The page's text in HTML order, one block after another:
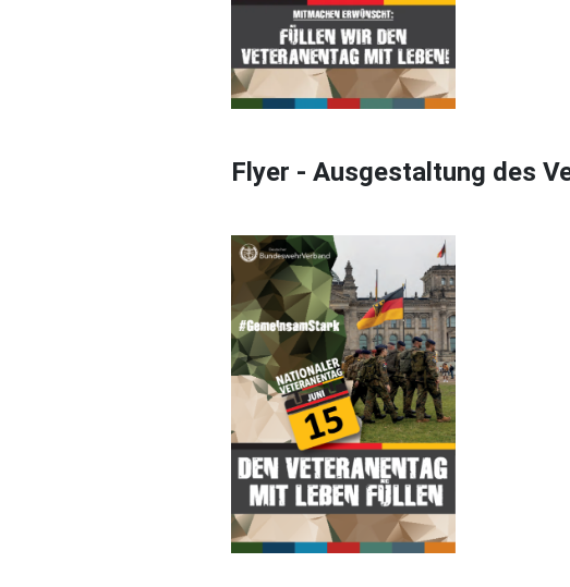
Flyer - Ausgestaltung des